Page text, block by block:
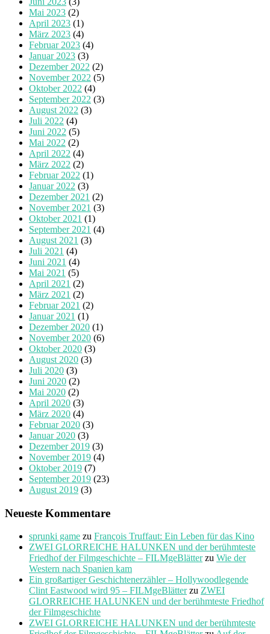
Mai 2023 (2)
April 2023 (1)
März 2023 (4)
Februar 2023 (4)
Januar 2023 (3)
Dezember 2022 (2)
November 2022 (5)
Oktober 2022 (4)
September 2022 (3)
August 2022 (3)
Juli 2022 (4)
Juni 2022 (5)
Mai 2022 (2)
April 2022 (4)
März 2022 (2)
Februar 2022 (1)
Januar 2022 (3)
Dezember 2021 (2)
November 2021 (3)
Oktober 2021 (1)
September 2021 (4)
August 2021 (3)
Juli 2021 (4)
Juni 2021 (4)
Mai 2021 (5)
April 2021 (2)
März 2021 (2)
Februar 2021 (2)
Januar 2021 (1)
Dezember 2020 (1)
November 2020 (6)
Oktober 2020 (3)
August 2020 (3)
Juli 2020 (3)
Juni 2020 (2)
Mai 2020 (2)
April 2020 (3)
März 2020 (4)
Februar 2020 (3)
Januar 2020 (3)
Dezember 2019 (3)
November 2019 (4)
Oktober 2019 (7)
September 2019 (23)
August 2019 (3)
Neueste Kommentare
sprunki game zu François Truffaut: Ein Leben für das Kino
ZWEI GLORREICHE HALUNKEN und der berühmteste
Friedhof der Filmgeschichte – FILMgeBlätterzu Wie der
Western nach Spanien kam
Ein großartiger Geschichtenerzähler – Hollywoodlegende
Clint Eastwood wird 95 – FILMgeBlätterzu ZWEI
GLORREICHE HALUNKEN und der berühmteste Friedhof
der Filmgeschichte
ZWEI GLORREICHE HALUNKEN und der berühmteste